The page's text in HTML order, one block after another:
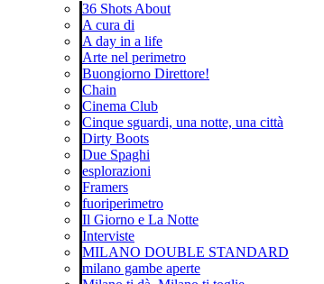
36 Shots About
A cura di
A day in a life
Arte nel perimetro
Buongiorno Direttore!
Chain
Cinema Club
Cinque sguardi, una notte, una città
Dirty Boots
Due Spaghi
esplorazioni
Framers
fuoriperimetro
Il Giorno e La Notte
Interviste
MILANO DOUBLE STANDARD
milano gambe aperte